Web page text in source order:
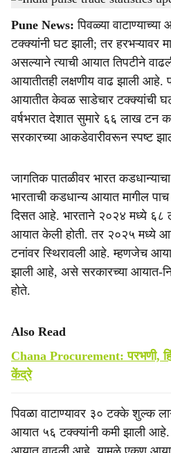
a
r
e
Pune News: पिवळ्या
टक्क्यांनी घट झाली; तर
असल्याने त्याची आयात तिपटीने
आयातीतही लक्षणीय वाढ झाली आहे.
आयातीत केवळ साडेचार टक्क्यांची
वर्षभरात देशात सुमारे ६६ लाख टन
सरकारच्या आकडेवारीवरून स्पष्ट
जागतिक पातळीवर भारत
भारताची कडधान्य आयात मागील पाच
दिसत आहे. भारताने २०२४ मध्ये ६८
आयात केली होती. तर २०२५ मध्ये
टनांवर स्थिरावली आहे. म्हणजेच
झाली आहे, असे सरकारच्या आयात-
होते.
Also Read
Chana Procurement: परभणी,
केंद्रे
पिवळा वाटाण्यावर ३० टक्के शुल्क
आयात ५६ टक्क्यांनी कमी झाली आहे.